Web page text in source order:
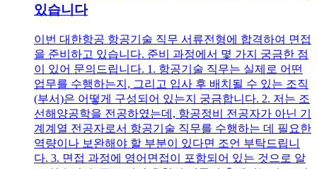
있습니다
이번 대한항공 항공기술 직무 서류전형에 합격하여 면접
을 준비하고 있습니다. 준비 과정에서 몇 가지 궁금한 점
이 있어 문의드립니다. 1. 항공기술 직무는 실제로 어떤
업무를 수행하는지, 그리고 입사 후 배치될 수 있는 조직
(부서)은 어떻게 구성되어 있는지 궁금합니다. 2. 저는 조
선해양공학을 전공하였는데, 항공정비 전공자가 아닌 기
계계열 전공자로서 항공기술 직무를 수행하는 데 필요한
역량이나 보완해야 할 부분이 있다면 조언 부탁드립니
다. 3. 면접 과정에 영어면접이 포함되어 있는 것으로 알